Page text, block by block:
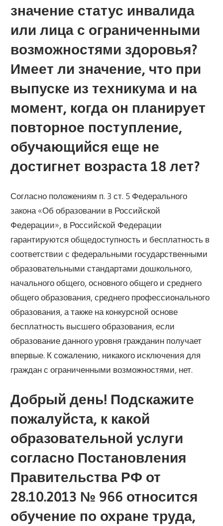
значение статус инвалида
или лица с ограниченными
возможностями здоровья?
Имеет ли значение, что при
выпуске из техникума и на
момент, когда он планирует
повторное поступление,
обучающийся еще не
достигнет возраста 18 лет?
Согласно положениям п. 3 ст. 5 Федерального
закона «Об образовании в Российской
Федерации», в Российской Федерации
гарантируются общедоступность и бесплатность в
соответствии с федеральными государственными
образовательными стандартами дошкольного,
начального общего, основного общего и среднего
общего образования, среднего профессионального
образования, а также на конкурсной основе
бесплатность высшего образования, если
образование данного уровня гражданин получает
впервые. К сожалению, никакого исключения для
граждан с ограниченными возможностями, нет.
Добрый день! Подскажите
пожалуйста, к какой
образовательной услуги
согласно Постановления
Правительства РФ от
28.10.2013 № 966 относится
обучение по охране труда,